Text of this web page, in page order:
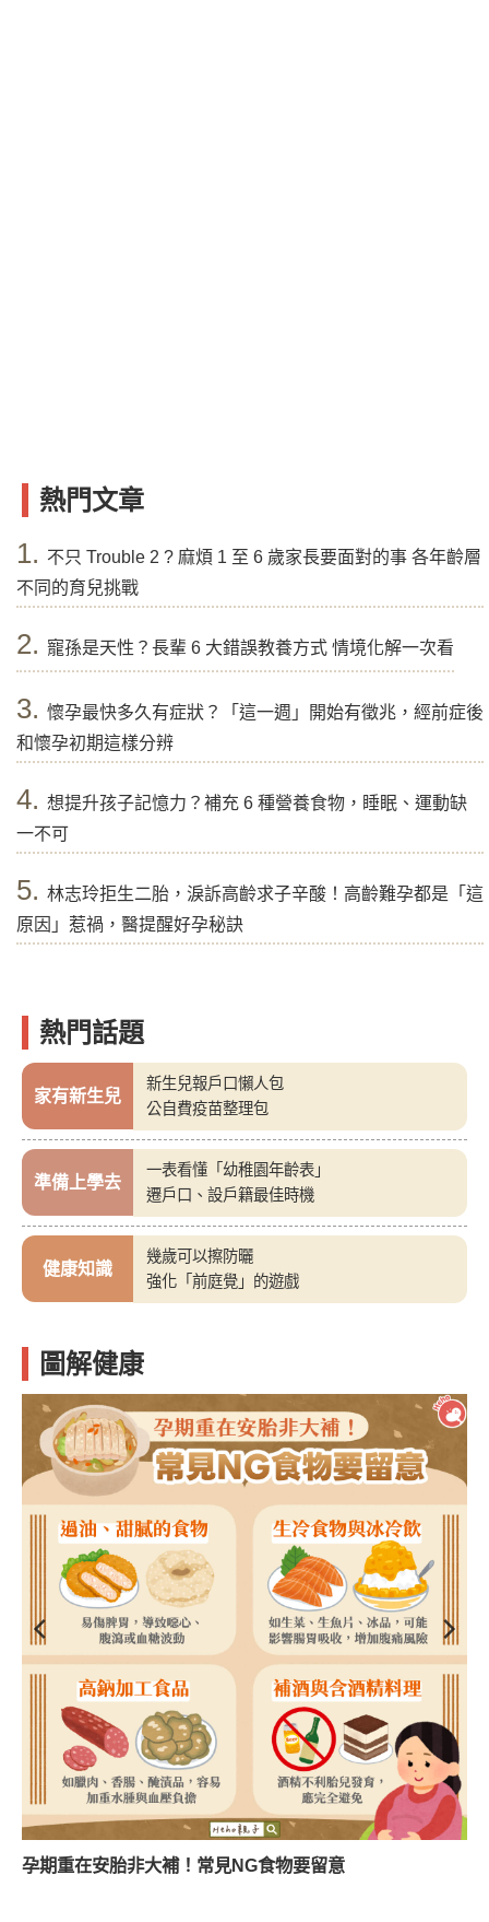
熱門文章
1. 不只 Trouble 2 ? 麻煩 1 至 6 歲家長要面對的事 各年齡層
不同的育兒挑戰
2. 寵孫是天性？長輩 6 大錯誤教養方式 情境化解一次看
3. 懷孕最快多久有症狀？「這一週」開始有徵兆，經前症後
和懷孕初期這樣分辨
4. 想提升孩子記憶力？補充 6 種營養食物，睡眠、運動缺
一不可
5. 林志玲拒生二胎，淚訴高齡求子辛酸！高齡難孕都是「這
原因」惹禍，醫提醒好孕秘訣
熱門話題
家有新生兒
新生兒報戶口懶人包
公自費疫苗整理包
準備上學去
一表看懂「幼稚園年齡表」
遷戶口、設戶籍最佳時機
健康知識
幾歲可以擦防曬
強化「前庭覺」的遊戲
圖解健康
孕期重在安胎非大補！常見NG食物要留意